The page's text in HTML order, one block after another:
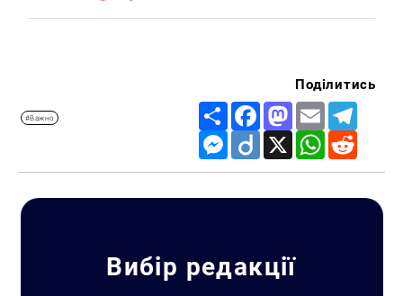
#Важно
Поділитись
Share FacebookMastodon
Email
Messenger
Diigo X WhatsApp
Вибір редакції